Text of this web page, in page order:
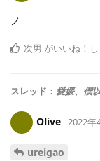
ノ
次男 がいいね！
スレッド： 愛媛、僕
Olive 2022年
ureigao